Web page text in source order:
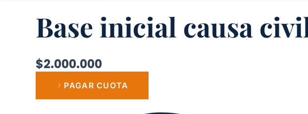
Base inicial causa
$2.000.000
PAGAR CUOTA